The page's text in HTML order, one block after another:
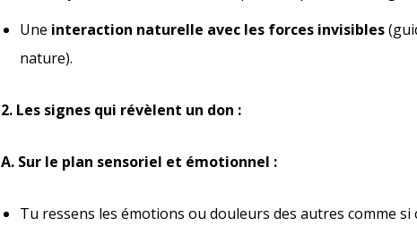
Une interaction naturelle avec les forces invisibles
nature).
2. Les signes qui révèlent un don :
A. Sur le plan sensoriel et émotionnel :
Tu ressens les émotions ou douleurs des autres comme si